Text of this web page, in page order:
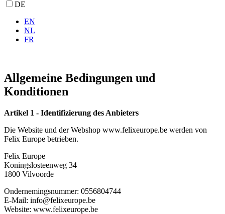
DE
EN
NL
FR
Allgemeine Bedingungen und
Konditionen
Artikel 1 - Identifizierung des Anbieters
Die Website und der Webshop www.felixeurope.be werden von
Felix Europe betrieben.
Felix Europe
Koningslosteenweg 34
1800 Vilvoorde
Ondernemingsnummer: 0556804744
E-Mail: info@felixeurope.be
Website: www.felixeurope.be